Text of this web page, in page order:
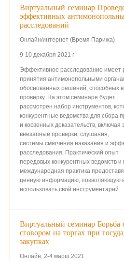
Виртуальный семинар
эффективных
расследований
Онлайн/интернет (Время Парижа)
9-10 декабря 2021 г
Эффективное расследование
принятия антимонопольными
обоснованных решений, способных
проверку. На этом семинаре будет
рассмотрен набор инструментов,
конкурентные ведомства для сбора
и косвенных доказательств,
внезапные проверки, слушания,
системы смягчения наказания и
расследования. Практический опыт
передовых конкурентных ведомств и
международная практика
ценную информацию, позволяющую
использовать свой инструментарий.
Виртуальный семинар Борьба
сговором на торгах при
закупках
Онлайн, 2-4 марш 2021